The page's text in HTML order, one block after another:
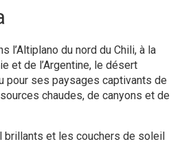
l’Altiplano du nord du Chili, à la
et de l’Argentine, le désert
pour ses paysages captivants de
chaudes, de canyons et de
brillants et les couchers de soleil